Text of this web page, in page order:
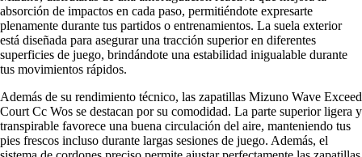
absorción de impactos en cada paso, permitiéndote expresarte
plenamente durante tus partidos o entrenamientos. La suela exterior
está diseñada para asegurar una tracción superior en diferentes
superficies de juego, brindándote una estabilidad inigualable durante
tus movimientos rápidos.
Además de su rendimiento técnico, las zapatillas Mizuno Wave Exceed
Court Cc Wos se destacan por su comodidad. La parte superior ligera y
transpirable favorece una buena circulación del aire, manteniendo tus
pies frescos incluso durante largas sesiones de juego. Además, el